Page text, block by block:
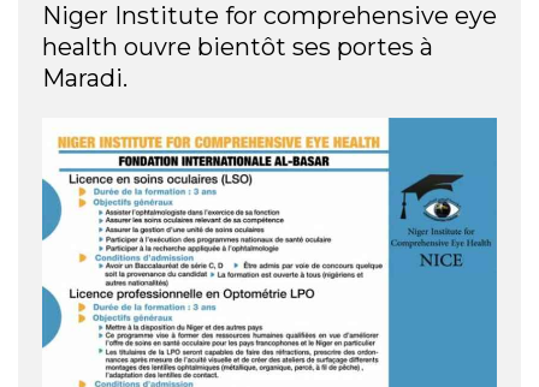
Niger Institute for comprehensive eye
health ouvre bientôt ses portes à
Maradi.